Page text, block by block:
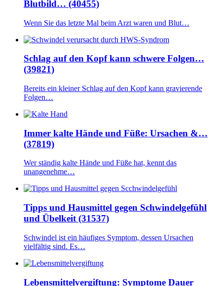
Blutbild… (40455)
Wenn Sie das letzte Mal beim Arzt waren und Blut…
Schlag auf den Kopf kann schwere Folgen…
(39821)
Bereits ein kleiner Schlag auf den Kopf kann gravierende
Folgen…
Immer kalte Hände und Füße: Ursachen &…
(37819)
Wer ständig kalte Hände und Füße hat, kennt das
unangenehme…
Tipps und Hausmittel gegen Schwindelgefühl
und Übelkeit (31537)
Schwindel ist ein häufiges Symptom, dessen Ursachen
vielfältig sind. Es…
Lebensmittelvergiftung: Symptome Dauer